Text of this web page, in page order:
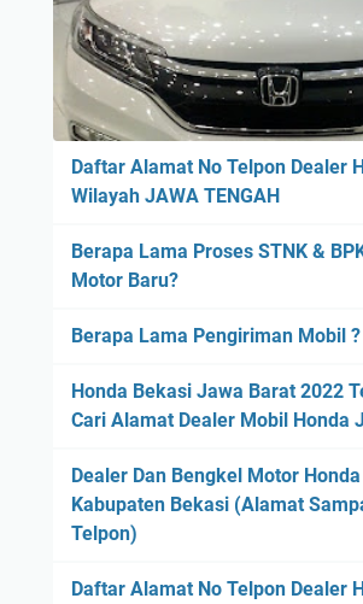
Daftar Alamat No Telpon Dealer
Wilayah JAWA TENGAH
Berapa Lama Proses STNK &
Motor Baru?
Berapa Lama Pengiriman Mobil ?
Honda Bekasi Jawa Barat 2022
Cari Alamat Dealer Mobil Honda
Dealer Dan Bengkel Motor
Kabupaten Bekasi (Alamat
Telpon)
Daftar Alamat No Telpon Dealer